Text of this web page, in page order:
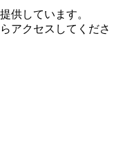
供しています。
アクセスしてくださ